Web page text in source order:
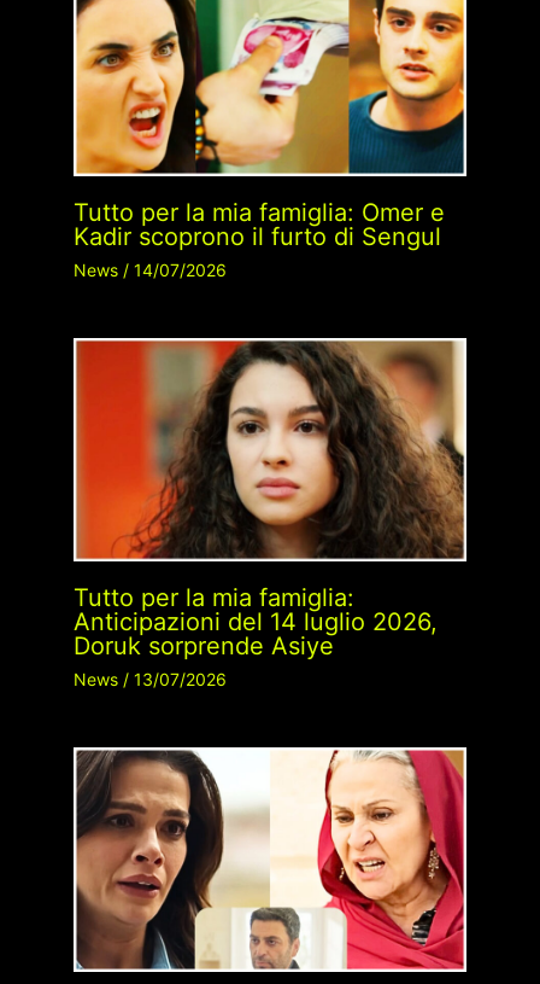
Tutto per la mia famiglia: Omer e
Kadir scoprono il furto di Sengul
News/ 14/07/2026
Tutto per la mia famiglia:
Anticipazioni del 14 luglio 2026,
Doruk sorprende Asiye
News/ 13/07/2026